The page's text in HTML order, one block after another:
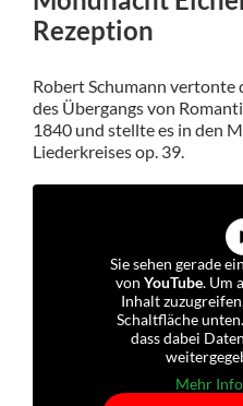
Rezeption
Robert Schumann vertonte
des Übergangs von
1840 und stellte es in den
Liederkreises op. 39.
Sie sehen gerade
von YouTube. Um
Inhalt
Schaltfläche
dass dabei
Mehr